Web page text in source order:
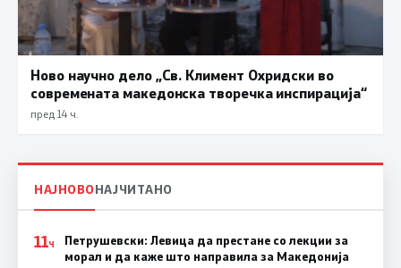
Ново научно дело „Св. Климент Охридски во
современата македонска творечка инспирација“
пред 14 ч.
НАЈНОВОНАЈЧИТАНО
11Ч
Петрушевски: Левица да престане со лекции за
морал и да каже што направила за Македонија